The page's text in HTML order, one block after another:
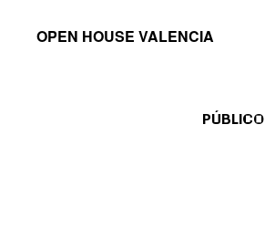
OPEN HOUSE VALENCIA
PÚBLICO